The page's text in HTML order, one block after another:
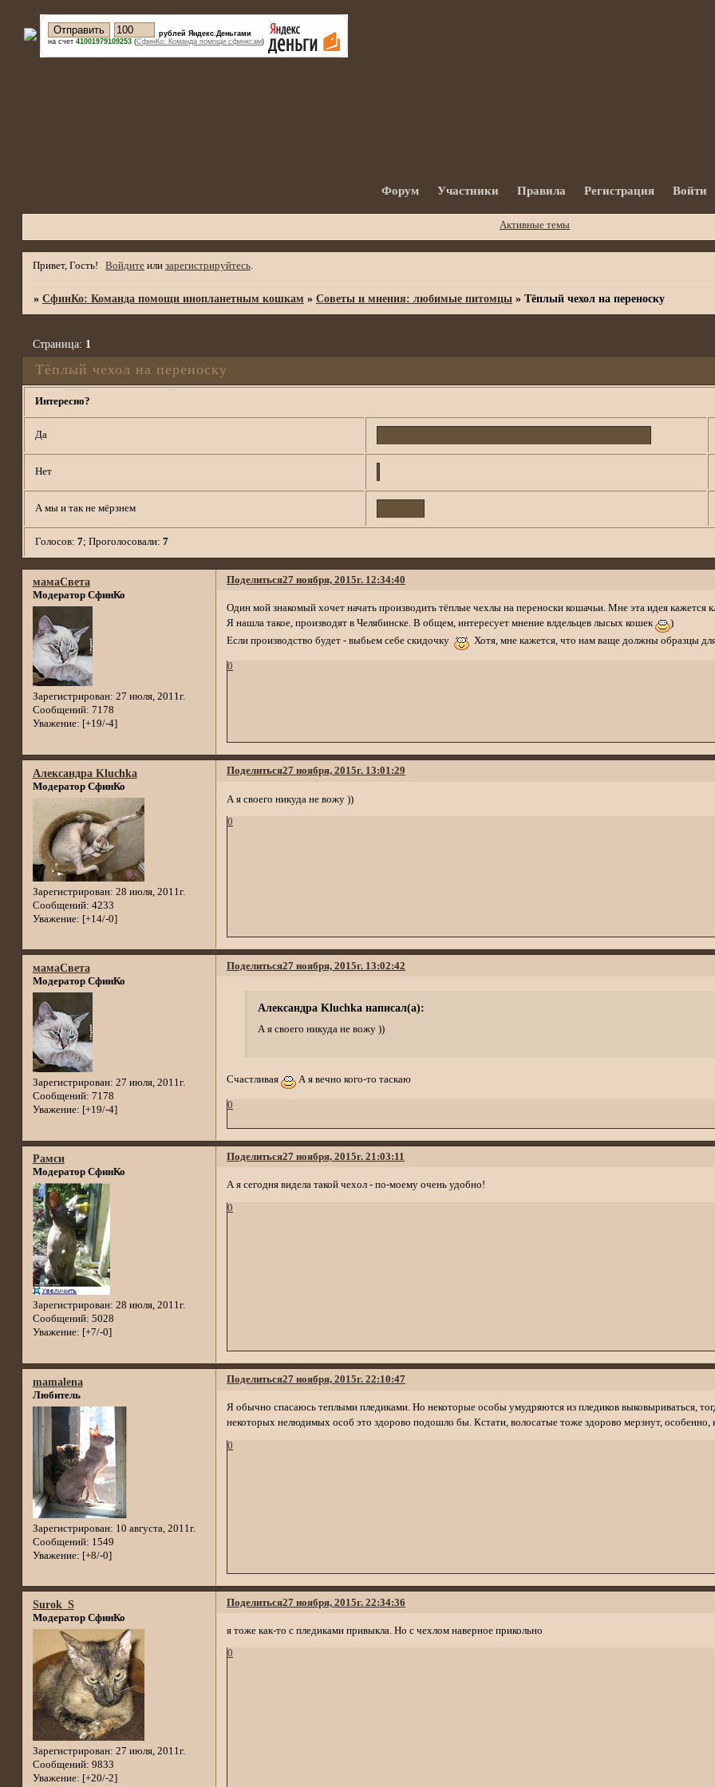
рублей Яндекс.Деньгами
на счет 41001979109253(СфинКо: Команда помощи сфинксам)
Форум Участники Правила Регистрация Войти
Активные темы
Привет, Гость! Войдите или зарегистрируйтесь.
» СфинКо: Команда помощи инопланетным кошкам » Советы и мнения: любимые питомцы » Тёплый чехол на переноску
Тёплый чехол на переноску
Страница: 1
Интересно?
Да
Нет
А мы и так не мёрзнем
Голосов: 7; Проголосовали: 7
Поделиться27 ноября, 2015г. 12:34:40
мамаСвета
Модератор СфинКо
Зарегистрирован: 27 июля, 2011г.
Сообщений: 7178
Уважение: [+19/-4]
Один мой знакомый хочет начать производить тёплые чехлы на переноски кошачьи. Мне эта идея кажется
Я нашла такое, производят в Челябинске. В общем, интересует мнение влдельцев лысых кошек
)
Если производство будет - выбьем себе скидочку
Хотя, мне кажется, что нам ваще должны образцы
0
Поделиться27 ноября, 2015г. 13:01:29
Александра Kluchka
Модератор СфинКо
Зарегистрирован: 28 июля, 2011г.
Сообщений: 4233
Уважение: [+14/-0]
А я своего никуда не вожу ))
0
Поделиться27 ноября, 2015г. 13:02:42
мамаСвета
Модератор СфинКо
Зарегистрирован: 27 июля, 2011г.
Сообщений: 7178
Уважение: [+19/-4]
Александра Kluchka написал(а):
А я своего никуда не вожу ))
Счастливая А я вечно кого-то таскаю
0
Поделиться27 ноября, 2015г. 21:03:11
Рамси
Модератор СфинКо
Зарегистрирован: 28 июля, 2011г.
Сообщений: 5028
Уважение: [+7/-0]
А я сегодня видела такой чехол - по-моему очень удобно!
0
Поделиться27 ноября, 2015г. 22:10:47
mamalena
Любитель
Зарегистрирован: 10 августа, 2011г.
Сообщений: 1549
Уважение: [+8/-0]
Я обычно спасаюсь теплыми пледиками. Но некоторые особы умудряются из пледиков выковыриваться,
некоторых нелюдимых особ это здорово подошло бы. Кстати, волосатые тоже здорово мерзнут, особенно,
0
Поделиться27 ноября, 2015г. 22:34:36
Surok_S
Модератор СфинКо
Зарегистрирован: 27 июля, 2011г.
Сообщений: 9833
Уважение: [+20/-2]
я тоже как-то с пледиками привыкла. Но с чехлом наверное прикольно
0